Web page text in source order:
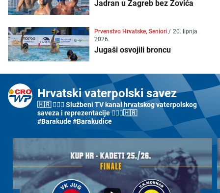
Jadran u Zagreb bez Zovića
Prvenstvo Hrvatske, Seniori / 20. lipnja
2026.
Jugaši osvojili broncu
Hrvatski vaterpolski savez
🇭🇷 🤽🏼‍♂️ Službeni TV kanal hrvatskog vaterpolskog
saveza i reprezentacije 🤽🏼‍♀️🇭🇷
#Barakude #Barakudice